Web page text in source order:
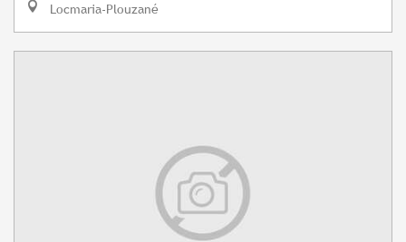
Locmaria-Plouzané